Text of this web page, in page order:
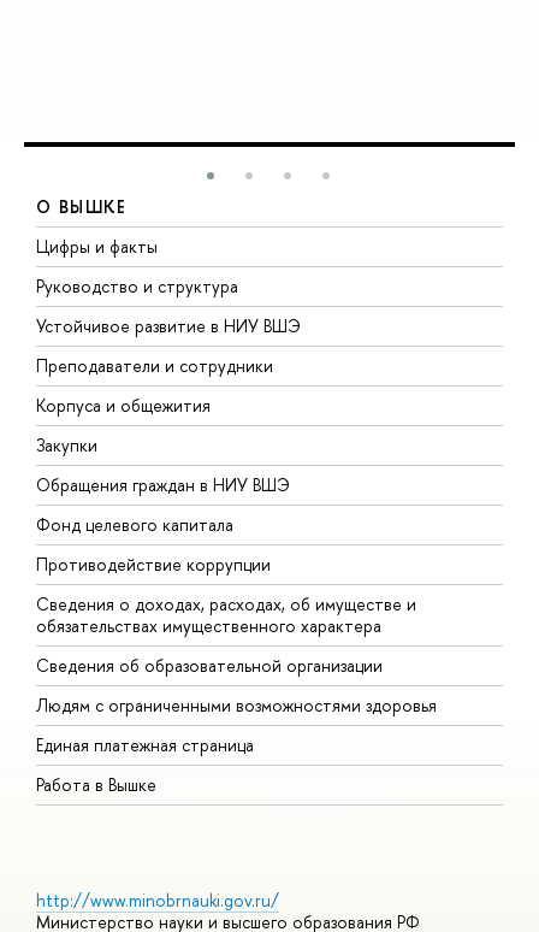
О ВЫШКЕ
Цифры и факты
Руководство и структура
Устойчивое развитие в НИУ ВШЭ
Преподаватели и сотрудники
Корпуса и общежития
Закупки
Обращения граждан в НИУ ВШЭ
Фонд целевого капитала
Противодействие коррупции
Сведения о доходах, расходах, об имуществе и
обязательствах имущественного характера
Сведения об образовательной организации
Людям с ограниченными возможностями здоровья
Единая платежная страница
Работа в Вышке
http://www.minobrnauki.gov.ru/
Министерство науки и высшего образования РФ